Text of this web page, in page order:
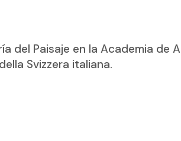
del Paisaje en la Academia de
Svizzera italiana.